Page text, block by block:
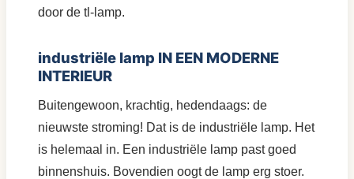
door de tl-lamp.
industriële lamp IN EEN MODERNE
INTERIEUR
Buitengewoon, krachtig, hedendaags: de
nieuwste stroming! Dat is de industriële lamp. Het
is helemaal in. Een industriële lamp past goed
binnenshuis. Bovendien oogt de lamp erg stoer.